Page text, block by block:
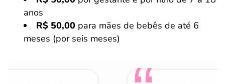
anos
R$ 50,00 para mães de bebês de até 6
meses (por seis meses)